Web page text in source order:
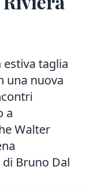
estiva taglia
una nuova
a
Walter
Bruno Dal